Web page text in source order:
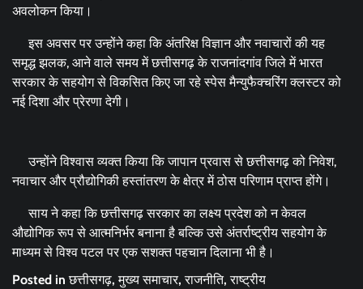
अवलोकन किया।
इस अवसर पर उन्होंने कहा कि अंतरिक्ष विज्ञान और नवाचारों की यह
समृद्ध झलक, आने वाले समय में छत्तीसगढ़ के राजनांदगांव जिले में भारत
सरकार के सहयोग से विकसित किए जा रहे स्पेस मैन्युफैक्चरिंग क्लस्टर को
नई दिशा और प्रेरणा देगी।
उन्होंने विश्वास व्यक्त किया कि जापान प्रवास से छत्तीसगढ़ को निवेश,
नवाचार और प्रौद्योगिकी हस्तांतरण के क्षेत्र में ठोस परिणाम प्राप्त होंगे।
साय ने कहा कि छत्तीसगढ़ सरकार का लक्ष्य प्रदेश को न केवल
औद्योगिक रूप से आत्मनिर्भर बनाना है बल्कि उसे अंतर्राष्ट्रीय सहयोग के
माध्यम से विश्व पटल पर एक सशक्त पहचान दिलाना भी है।
Posted inछत्तीसगढ़,मुख्य समाचार,राजनीति,राष्ट्रीय